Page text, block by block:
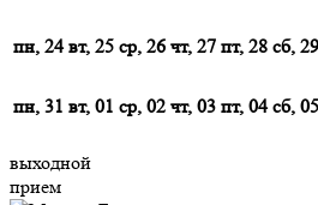
пн, 24 вт, 25 ср, 26 чт, 27 пт, 28 сб, 29
пн, 31 вт, 01 ср, 02 чт, 03 пт, 04 сб, 05
выходной
прием